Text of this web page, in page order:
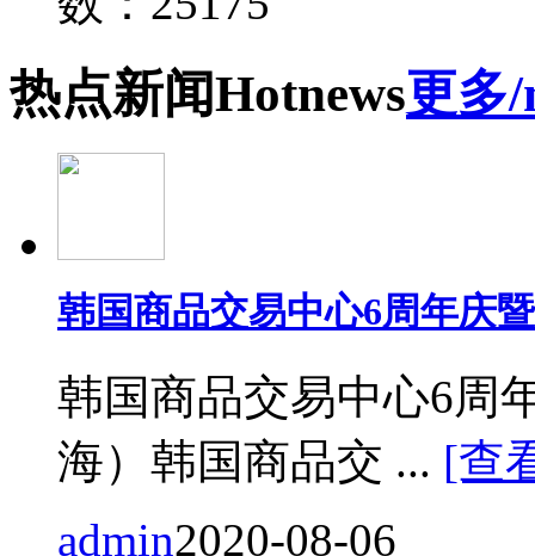
热点新闻Hotnews更多
韩国商品交易中心6周年庆
韩国商品交易中心6周
海）韩国商品交 ... [查
admin2020-08-06